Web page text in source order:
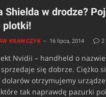
Shielda w drodze?
plotki!
KRAWCZYK 16 lipca, 2014 2
Nvidii – handheld o
się dobrze. Ciężko
dolarów otrzymujemy
tak naprawdę pazurki